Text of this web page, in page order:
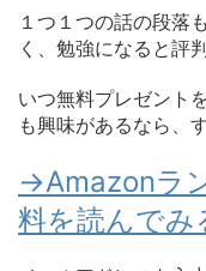
１つ１つの話の段落
く、勉強になると評
いつ無料プレゼント
も興味があるなら、
→Amazonラ
料を読んでみ